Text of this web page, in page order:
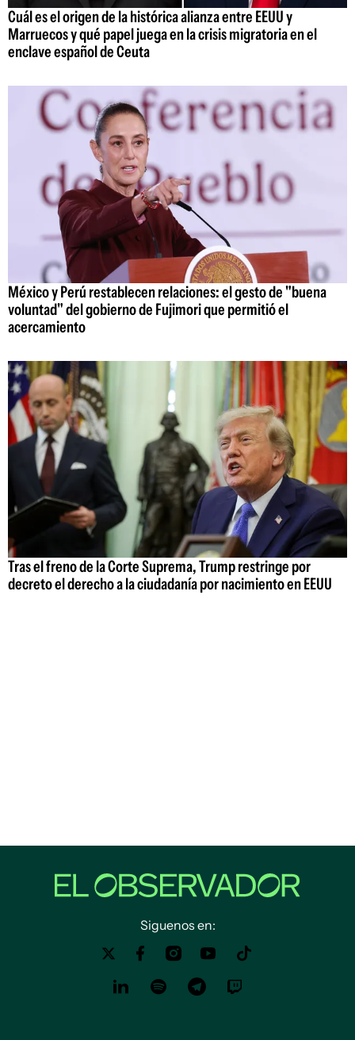
Cuál es el origen de la histórica alianza entre EEUU y
Marruecos y qué papel juega en la crisis migratoria en el
enclave español de Ceuta
México y Perú restablecen relaciones: el gesto de "buena
voluntad" del gobierno de Fujimori que permitió el
acercamiento
Tras el freno de la Corte Suprema, Trump restringe por
decreto el derecho a la ciudadanía por nacimiento en EEUU
Siguenos en: